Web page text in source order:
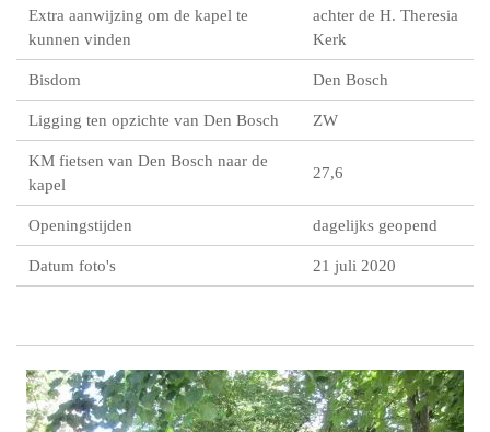
Extra aanwijzing om de kapel te
kunnen vinden
achter de H. Theresia
Kerk
Bisdom Den Bosch
Ligging ten opzichte van Den Bosch ZW
KM fietsen van Den Bosch naar de
kapel
27,6
Openingstijden dagelijks geopend
Datum foto's 21 juli 2020